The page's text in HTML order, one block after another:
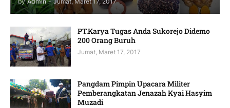
PT.Karya Tugas Anda Sukorejo Didemo
200 Orang Buruh
Jumat, Maret 17, 2017
Pangdam Pimpin Upacara Militer
Pemberangkatan Jenazah Kyai Hasyim
Muzadi